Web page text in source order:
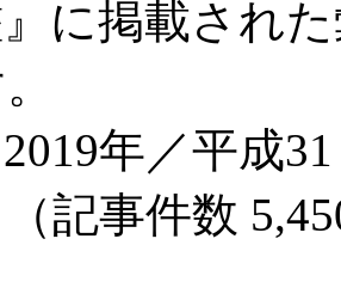
に掲載され
年／平成
記事件数